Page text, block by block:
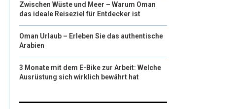
Zwischen Wüste und Meer – Warum Oman
das ideale Reiseziel für Entdecker ist
Oman Urlaub – Erleben Sie das authentische
Arabien
3 Monate mit dem E-Bike zur Arbeit: Welche
Ausrüstung sich wirklich bewährt hat